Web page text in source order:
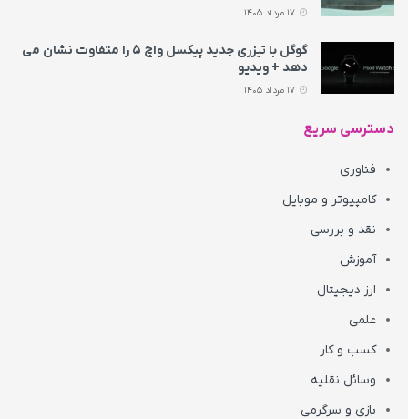
گوگل با تیزری جدید پیکسل واچ ۵ را متفاوت نشان می‌
دهد + ویدیو
دسترسی سریع
فناوری
کامپیوتر و موبایل
نقد و بررسی
آموزش
ارز دیجیتال
علمی
کسب و کار
وسائل نقلیه
بازی و سرگرمی